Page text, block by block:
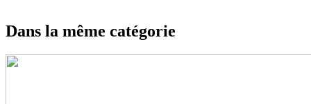
Dans la même catégorie